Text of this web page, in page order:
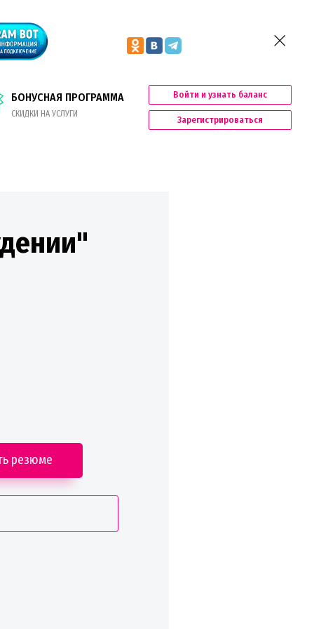
БОНУСНАЯ ПРОГРАММА
СКИДКИ НА УСЛУГИ
Войти и узнать баланс
Зарегистрироваться
резюме